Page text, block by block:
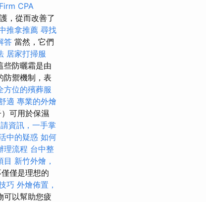
CPA
，從而改善了
推拿推薦 尋找
答 當然，它們
居家打掃服
些防曬霜是由
防禦機制，表
方位的殯葬服
適 專業的外燴
可用於保濕
資訊，一手掌
中的疑惑 如何
理流程 台中整
目 新竹外燴，
僅是理想的
巧 外燴佈置，
可以幫助您疲